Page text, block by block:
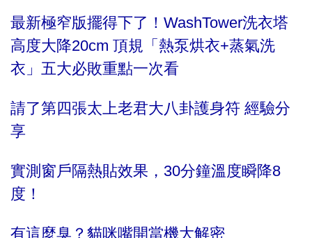
最新極窄版擺得下了！WashTower洗衣塔
高度大降20cm 頂規「熱泵烘衣+蒸氣洗
衣」五大必敗重點一次看
請了第四張太上老君大八卦護身符 經驗分
享
實測窗戶隔熱貼效果，30分鐘溫度瞬降8
度！
有這麼臭？貓咪嘴開當機大解密